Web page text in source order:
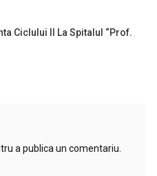
Ciclului II La Spitalul “Prof.
a publica un comentariu.